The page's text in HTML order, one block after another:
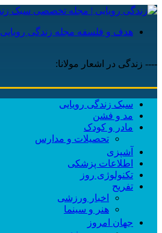
هدف و فلسفه مجله زندگی رویایی
---- زندگی در اشعار مولانا:
سبک زندگی رویایی
مد و فشن
مادر و کودک
تحصیلات و مدارس
آشپزی
اطلاعات پزشکی
تکنولوژی روز
تفریح
اخبار ورزشی
هنر و سینما
جهان امروز